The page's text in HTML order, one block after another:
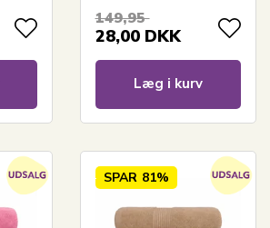
149,95
28,00 DKK
Læg i kurv
SPAR 81%